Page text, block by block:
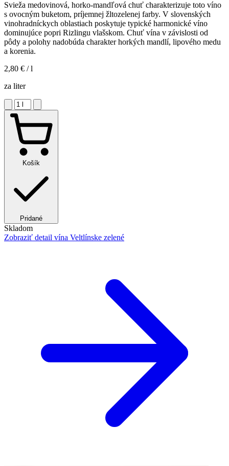
Svieža medovinová, horko-mandľová chuť charakterizuje toto víno
s ovocným buketom, príjemnej žltozelenej farby. V slovenských
vinohradníckych oblastiach poskytuje typické harmonické víno
dominujúce popri Rizlingu vlašskom. Chuť vína v závislosti od
pôdy a polohy nadobúda charakter horkých mandlí, lipového medu
a korenia.
2,80 € / l
za liter
Košík
Pridané
Skladom
Zobraziť detail vína Veltlínske zelené